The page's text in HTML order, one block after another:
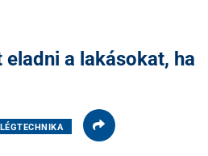
eladni a lakásokat, ha